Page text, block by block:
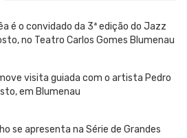
é o convidado da 3ª edição do Jazz
no Teatro Carlos Gomes Blumenau
visita guiada com o artista Pedro
em Blumenau
se apresenta na Série de Grandes